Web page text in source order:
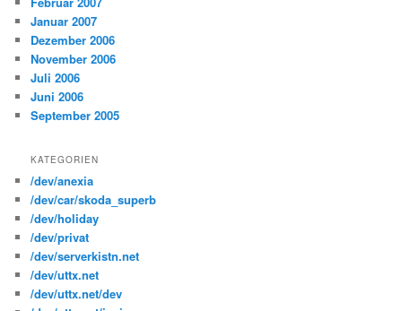
Januar 2007
Dezember 2006
November 2006
Juli 2006
Juni 2006
September 2005
KATEGORIEN
/dev/anexia
/dev/car/skoda_superb
/dev/holiday
/dev/privat
/dev/serverkistn.net
/dev/uttx.net
/dev/uttx.net/dev